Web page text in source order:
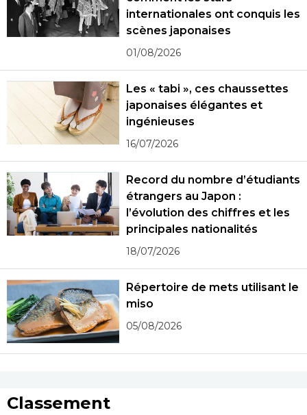
internationales ont conquis les
scènes japonaises
01/08/2026
Les « tabi », ces chaussettes
japonaises élégantes et
ingénieuses
16/07/2026
Record du nombre d’étudiants
étrangers au Japon :
l’évolution des chiffres et les
principales nationalités
18/07/2026
Répertoire de mets utilisant le
miso
05/08/2026
Classement